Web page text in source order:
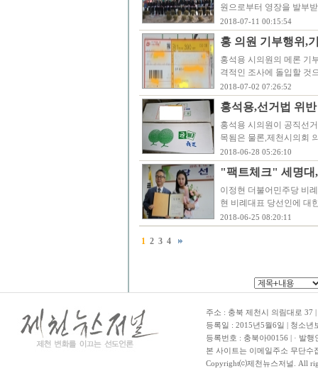
원으로부터 영장을 발부
2018-07-11 00:15:54
홍 의원 기부행위,
홍석용 시의원의 메론 기
격적인 조사에 돌입할 것
2018-07-02 07:26:52
홍석용,선거법 위
홍석용 시의원이 공직선
목됨은 물론,제천시의회
2018-06-28 05:26:10
"팩트체크" 세명대
이정현 더불어민주당 비
현 비례대표 당선인에 대
2018-06-25 08:20:11
1 2 3 4
주소 : 충북 제천시 의림대로 37
등록일 : 2015년5월6일 | 청소
등록번호 : 충북아00156 | · 발
본 사이트는 이메일주소 무단수
Copyright⒞제천뉴스저널. All